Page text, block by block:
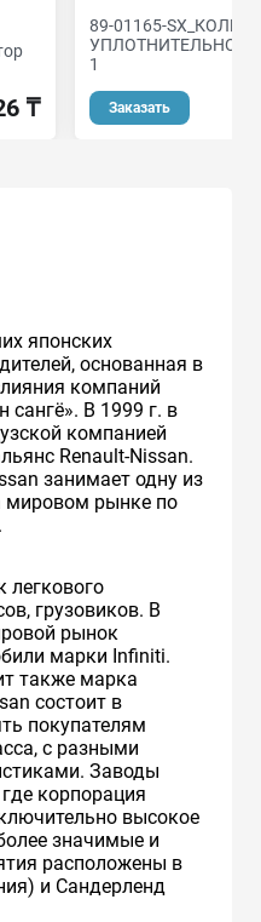
₸
89-01165-
УПЛОТНИТЕЛЬНОЕ!
1
Заказать
японских
основанная в
компаний
сангё». В 1999 г. в
компанией
Renault-Nissan.
занимает одну из
мировом рынке по
легкового
грузовиков. В
рынок
марки Infiniti.
также марка
состоит в
покупателям
с разными
Заводы
корпорация
высокое
значимые и
расположены в
и Сандерленд